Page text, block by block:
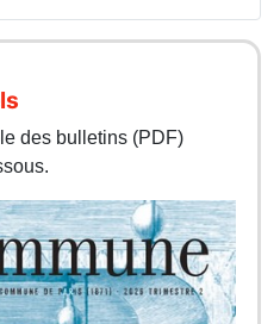
des bulletins (PDF)